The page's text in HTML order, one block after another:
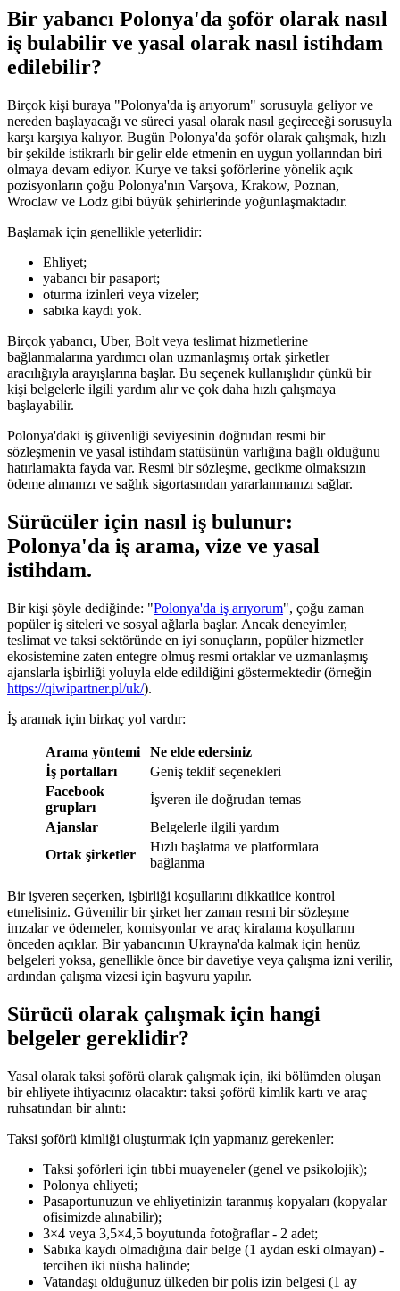
Bir yabancı Polonya'da şoför olarak nasıl
iş bulabilir ve yasal olarak nasıl istihdam
edilebilir?
Birçok kişi buraya "Polonya'da iş arıyorum" sorusuyla geliyor ve
nereden başlayacağı ve süreci yasal olarak nasıl geçireceği sorusuyla
karşı karşıya kalıyor. Bugün Polonya'da şoför olarak çalışmak, hızlı
bir şekilde istikrarlı bir gelir elde etmenin en uygun yollarından biri
olmaya devam ediyor. Kurye ve taksi şoförlerine yönelik açık
pozisyonların çoğu Polonya'nın Varşova, Krakow, Poznan,
Wroclaw ve Lodz gibi büyük şehirlerinde yoğunlaşmaktadır.
Başlamak için genellikle yeterlidir:
Ehliyet;
yabancı bir pasaport;
oturma izinleri veya vizeler;
sabıka kaydı yok.
Birçok yabancı, Uber, Bolt veya teslimat hizmetlerine
bağlanmalarına yardımcı olan uzmanlaşmış ortak şirketler
aracılığıyla arayışlarına başlar. Bu seçenek kullanışlıdır çünkü bir
kişi belgelerle ilgili yardım alır ve çok daha hızlı çalışmaya
başlayabilir.
Polonya'daki iş güvenliği seviyesinin doğrudan resmi bir
sözleşmenin ve yasal istihdam statüsünün varlığına bağlı olduğunu
hatırlamakta fayda var. Resmi bir sözleşme, gecikme olmaksızın
ödeme almanızı ve sağlık sigortasından yararlanmanızı sağlar.
Sürücüler için nasıl iş bulunur:
Polonya'da iş arama, vize ve yasal
istihdam.
Bir kişi şöyle dediğinde: "Polonya'da iş arıyorum", çoğu zaman
popüler iş siteleri ve sosyal ağlarla başlar. Ancak deneyimler,
teslimat ve taksi sektöründe en iyi sonuçların, popüler hizmetler
ekosistemine zaten entegre olmuş resmi ortaklar ve uzmanlaşmış
ajanslarla işbirliği yoluyla elde edildiğini göstermektedir (örneğin
https://qiwipartner.pl/uk/).
İş aramak için birkaç yol vardır:
Arama yöntemi
Ne elde edersiniz
İş portalları
Geniş teklif seçenekleri
Facebook
grupları
İşveren ile doğrudan temas
Ajanslar
Belgelerle ilgili yardım
Ortak şirketler
Hızlı başlatma ve platformlara
bağlanma
Bir işveren seçerken, işbirliği koşullarını dikkatlice kontrol
etmelisiniz. Güvenilir bir şirket her zaman resmi bir sözleşme
imzalar ve ödemeler, komisyonlar ve araç kiralama koşullarını
önceden açıklar. Bir yabancının Ukrayna'da kalmak için henüz
belgeleri yoksa, genellikle önce bir davetiye veya çalışma izni verilir,
ardından çalışma vizesi için başvuru yapılır.
Sürücü olarak çalışmak için hangi
belgeler gereklidir?
Yasal olarak taksi şoförü olarak çalışmak için, iki bölümden oluşan
bir ehliyete ihtiyacınız olacaktır: taksi şoförü kimlik kartı ve araç
ruhsatından bir alıntı:
Taksi şoförü kimliği oluşturmak için yapmanız gerekenler:
Taksi şoförleri için tıbbi muayeneler (genel ve psikolojik);
Polonya ehliyeti;
Pasaportunuzun ve ehliyetinizin taranmış kopyaları (kopyalar
ofisimizde alınabilir);
3×4 veya 3,5×4,5 boyutunda fotoğraflar - 2 adet;
Sabıka kaydı olmadığına dair belge (1 aydan eski olmayan) -
tercihen iki nüsha halinde;
Vatandaşı olduğunuz ülkeden bir polis izin belgesi (1 ay